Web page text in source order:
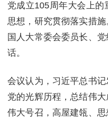
党成立105周年大会上
思想，研究贯彻落实措
国人大常委会委员长、
话。
会议认为，习近平总书
党的光辉历程，总结伟
伟大号召，高屋建瓴、